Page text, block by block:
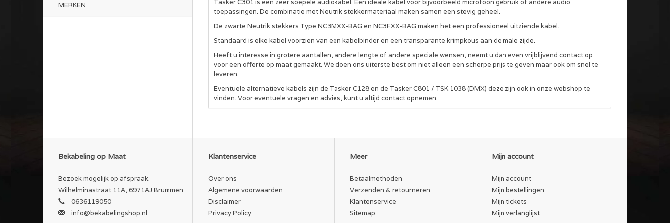
MERKEN
Tasker C301 is een zeer soepele audiokabel. Een ideale kabel voor bijvoorbeeld microfoon gebruik of andere audio
toepassingen. De combinatie met Neutrik stekkermateriaal maken samen een stevig geheel.
De zwarte Neutrik stekkers Type NC3MXX-BAG en NC3FXX-BAG maken het een professioneel uitziende kabel.
Standaard is elke kabel voorzien van een kabelbinder en een transparante krimpkous aan de male zijde.
Heeft u interesse in grotere aantallen, andere lengte of andere speciale wensen, neemt u dan even vrijblijvend contact op
voor een offerte op maat gemaakt. We doen ons uiterste best om niet alleen een scherpe prijs te geven maar ook om snel te
leveren.
Eventuele alternatieve kabels zijn de Tasker C128 en de Tasker C801 / TSK 1038 (DMX) deze zijn ook in onze webshop te
vinden. Voor eventuele vragen en advies, kunt u altijd contact opnemen.
Bekabeling op Maat
Bezoek mogelijk op afspraak.
Wilhelminastraat 11A, 6971AJ Brummen
0636119050
info@bekabelingshop.nl
Klantenservice
Over ons
Algemene voorwaarden
Disclaimer
Privacy Policy
Meer
Betaalmethoden
Verzenden & retourneren
Klantenservice
Sitemap
Mijn account
Mijn account
Mijn bestellingen
Mijn tickets
Mijn verlanglijst